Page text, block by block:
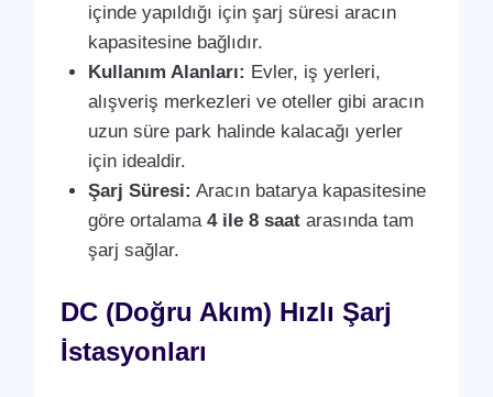
içinde yapıldığı için şarj süresi aracın
kapasitesine bağlıdır.
Kullanım Alanları: Evler, iş yerleri,
alışveriş merkezleri ve oteller gibi aracın
uzun süre park halinde kalacağı yerler
için idealdir.
Şarj Süresi: Aracın batarya kapasitesine
göre ortalama4 ile 8 saat arasında tam
şarj sağlar.
DC (Doğru Akım) Hızlı Şarj
İstasyonları